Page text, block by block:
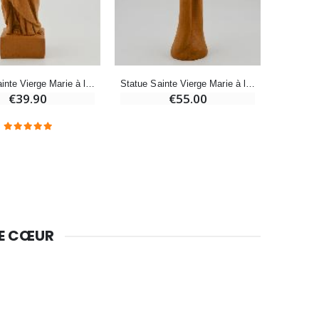
-25%
Lot de 20 Bougies de Neuvaine Blanches
Statue Sainte Vierge Marie à l'Enfant Jésus - Ton Bois - 16 cm
€39.90
Statue Sainte Vierge Marie à l'Enfant Jésus - Ton Bois - 22 cm
€55.00
CŒUR